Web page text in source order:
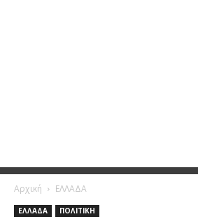
Αρχική ΕΛΛΑΔΑ
ΕΛΛΑΔΑ ΠΟΛΙΤΙΚΗ